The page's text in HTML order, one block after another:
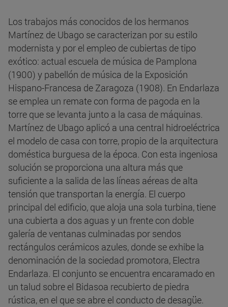
Los trabajos más conocidos de los hermanos
Martínez de Ubago se caracterizan por su estilo
modernista y por el empleo de cubiertas de tipo
exótico: actual escuela de música de Pamplona
(1900) y pabellón de música de la Exposición
Hispano-Francesa de Zaragoza (1908). En Endarlaza
se emplea un remate con forma de pagoda en la
torre que se levanta junto a la casa de máquinas.
Martínez de Ubago aplicó a una central hidroeléctrica
el modelo de casa con torre, propio de la arquitectura
doméstica burguesa de la época. Con esta ingeniosa
solución se proporciona una altura más que
suficiente a la salida de las líneas aéreas de alta
tensión que transportan la energía. El cuerpo
principal del edificio, que aloja una sola turbina, tiene
una cubierta a dos aguas y un frente con doble
galería de ventanas culminadas por sendos
rectángulos cerámicos azules, donde se exhibe la
denominación de la sociedad promotora, Electra
Endarlaza. El conjunto se encuentra encaramado en
un talud sobre el Bidasoa recubierto de piedra
rústica, en el que se abre el conducto de desagüe.